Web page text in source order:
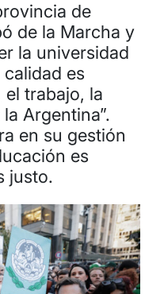
de
de la Marcha y
la universidad
es
trabajo, la
Argentina”.
en su gestión
es
justo.